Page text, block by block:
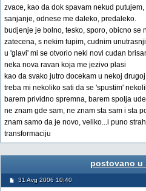
zvace, kao da dok spavam nekud
sanjanje, odnese me daleko, predaleko.
budjenje je bolno, tesko, sporo, obicno se
zatecena, s nekim tupim, cudnim
u 'glavi' mi se otvorio neki novi cudan
neka nova ravan koja me jezivo plasi
kao da svako jutro docekam u nekoj
treba mi nekoliko sati da se 'spustim'
barem prividno spremna, barem spolja
ne znam gde sam, ne znam sta sam i sta
znam samo da je novo, veliko...i puno
transformaciju
postovano u
31 Avg 2006 10:40